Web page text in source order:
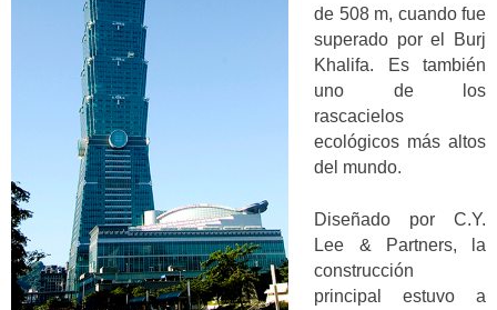
de 508 m, cuando fue
superado por el Burj
Khalifa. Es también
uno de los
rascacielos
ecológicos más altos
del mundo.
Diseñado por C.Y.
Lee & Partners, la
construcción
principal estuvo a